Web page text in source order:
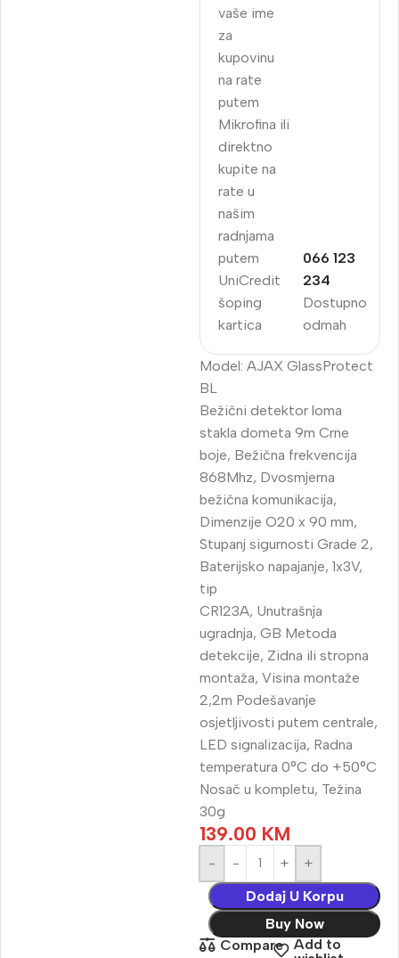
vaše ime
za
kupovinu
na rate
putem
Mikrofina ili
direktno
kupite na
rate u
našim
radnjama
putem
UniCredit
šoping
kartica
Dostupno
odmah
066 123
234
Model: AJAX GlassProtect
BL
Bežični detektor loma
stakla dometa 9m Crne
boje, Bežična frekvencija
868Mhz, Dvosmjerna
bežična komunikacija,
Dimenzije O20 x 90 mm,
Stupanj sigurnosti Grade 2,
Baterijsko napajanje, 1x3V,
tip
CR123A, Unutrašnja
ugradnja, GB Metoda
detekcije, Zidna ili stropna
montaža, Visina montaže
2,2m Podešavanje
osjetljivosti putem centrale,
LED signalizacija, Radna
temperatura 0°C do +50°C
Nosač u kompletu, Težina
30g
139.00 KM
-
+
Dodaj U Korpu
Buy Now
Compare
Add to